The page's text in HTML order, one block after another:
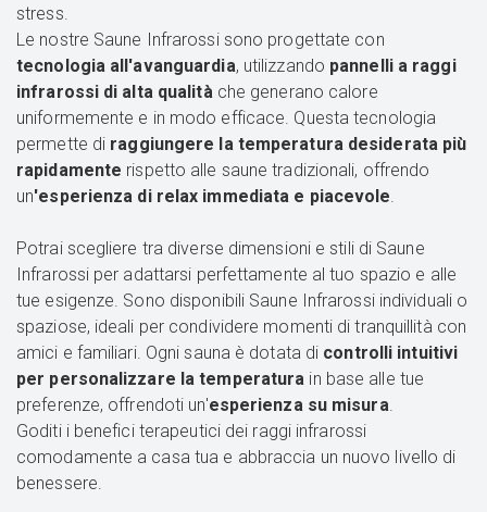
stress.
Le nostre Saune Infrarossi sono progettate con
tecnologia all'avanguardia, utilizzando pannelli a raggi
infrarossi di alta qualitàche generano calore
uniformemente e in modo efficace. Questa tecnologia
permette di raggiungere la temperatura desiderata più
rapidamente rispetto alle saune tradizionali, offrendo
un'esperienza di relax immediata e piacevole.
Potrai scegliere tra diverse dimensioni e stili di Saune
Infrarossi per adattarsi perfettamente al tuo spazio e alle
tue esigenze. Sono disponibili Saune Infrarossi individuali o
spaziose, ideali per condividere momenti di tranquillità con
amici e familiari. Ogni sauna è dotata di controlli intuitivi
per personalizzare la temperatura in base alle tue
preferenze, offrendoti un'esperienza su misura.
Goditi i benefici terapeutici dei raggi infrarossi
comodamente a casa tua e abbraccia un nuovo livello di
benessere.